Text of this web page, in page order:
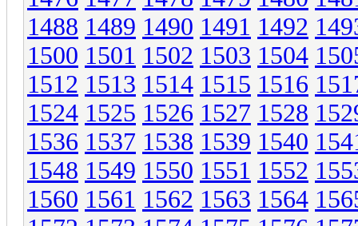
1488 1489 1490 1491 1492
1500 1501 1502 1503 1504
1512 1513 1514 1515 1516
1524 1525 1526 1527 1528
1536 1537 1538 1539 1540
1548 1549 1550 1551 1552
1560 1561 1562 1563 1564